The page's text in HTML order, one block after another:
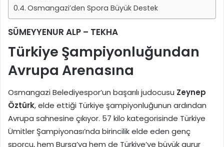
Osmangazi’den Spora Büyük Destek
SÜMEYYENUR ALP – TEKHA
Türkiye Şampiyonluğundan
Avrupa Arenasına
Osmangazi Belediyespor’un başarılı judocusu Zeynep
Öztürk, elde ettiği Türkiye şampiyonluğunun ardından
Avrupa sahnesine çıkıyor. 57 kilo kategorisinde Türkiye
Ümitler Şampiyonası’nda birincilik elde eden genç
sporcu, hem Bursa’ya hem de Türkiye’ye büyük gurur